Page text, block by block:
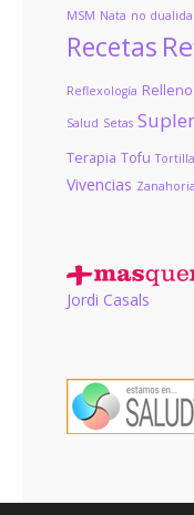
MSM Nata no
Recetas
Reflexología
Salud Setas
Terapia Tofu Tortilla
Vivencias
Jordi Casals